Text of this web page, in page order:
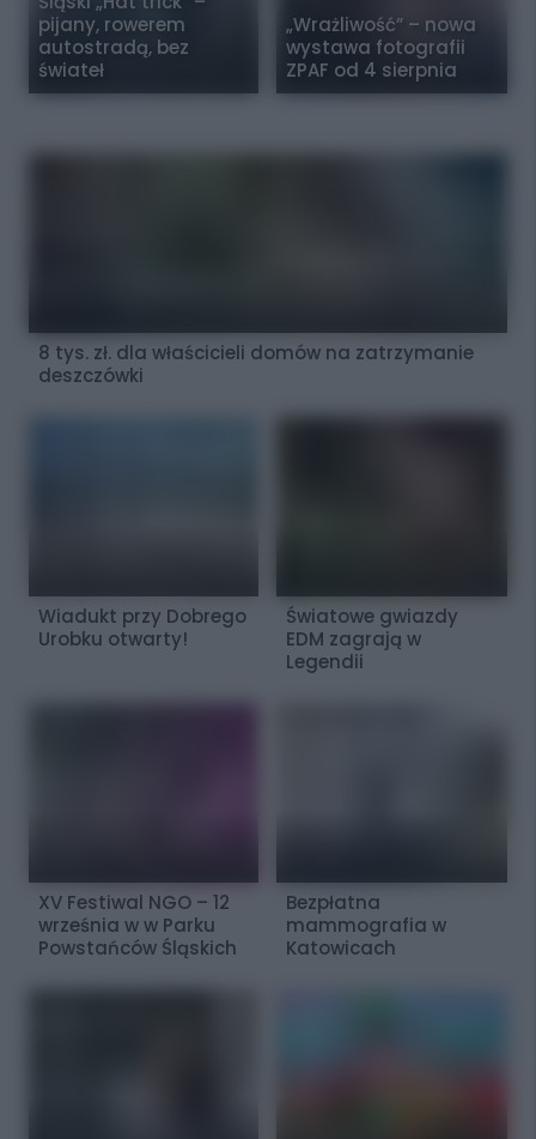
pijany, rowerem
autostradą, bez
świateł
„Wrażliwość” – nowa
wystawa fotografii
ZPAF od 4 sierpnia
8 tys. zł. dla właścicieli domów na zatrzymanie
deszczówki
Wiadukt przy Dobrego
Urobku otwarty!
Światowe gwiazdy
EDM zagrają w
Legendii
XV Festiwal NGO – 12
września w w Parku
Powstańców Śląskich
Bezpłatna
mammografia w
Katowicach